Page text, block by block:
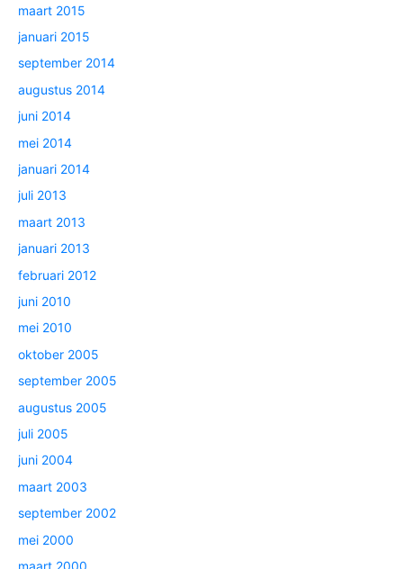
maart 2015
januari 2015
september 2014
augustus 2014
juni 2014
mei 2014
januari 2014
juli 2013
maart 2013
januari 2013
februari 2012
juni 2010
mei 2010
oktober 2005
september 2005
augustus 2005
juli 2005
juni 2004
maart 2003
september 2002
mei 2000
maart 2000